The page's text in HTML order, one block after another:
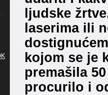
ljudske
laserima ili
kojom se je
premašila
procurilo i